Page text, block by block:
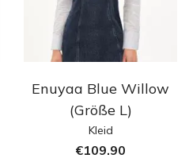
Enuyaa Blue Willow
(Größe L)
Kleid
€109.90